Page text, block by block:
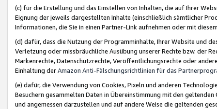
(c) für die Erstellung und das Einstellen von Inhalten, die auf Ihrer
Eignung der jeweils dargestellten Inhalte (einschließlich sämtlicher
Informationen, die Sie in einen Partner-Link aufnehmen oder mit
(d) dafür, dass die Nutzung der Programminhalte, Ihrer Website und
Verletzung oder missbräuchliche Ausübung unserer Rechte bzw. der
Markenrechte, Datenschutzrechte, Veröffentlichungsrechte oder
Einhaltung derAmazon Anti-Fälschungsrichtlinien für das
(e) dafür, die Verwendung von Cookies, Pixeln und anderen
Besuchern gesammelten Daten in Übereinstimmung mit den
und angemessen darzustellen und auf andere Weise die geltenden